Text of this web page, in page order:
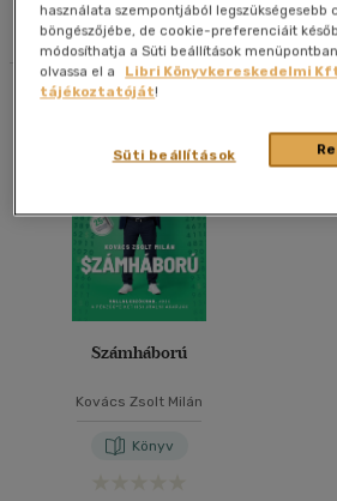
Szűrés
Megjelenítés
20 db / oldal
Alkalmaz
Számháború
Kovács Zsolt Milán
Könyv
használata szempontjából
böngészőjébe, de cookie-preferenciáit
módosíthatja a Süti beállítások
olvassa el a
Libri Könyvkereskedelmi
tájékoztatóját!
Süti beállítások